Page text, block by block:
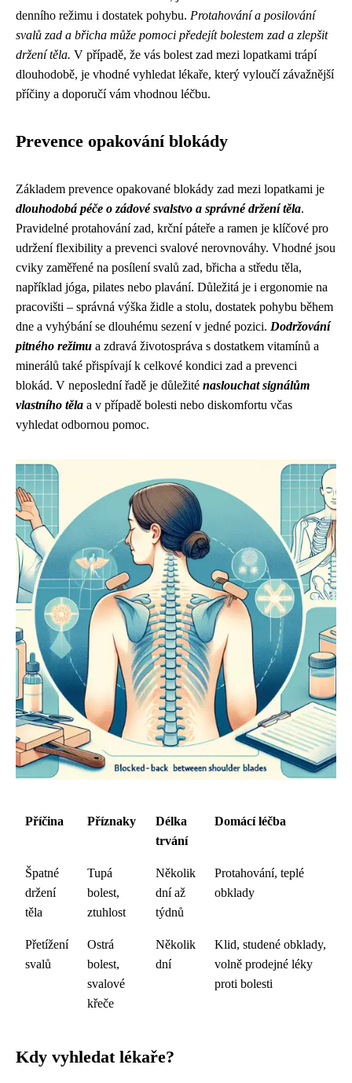
denního režimu i dostatek pohybu. Protahování a posilování
svalů zad a břicha může pomoci předejít bolestem zad a zlepšit
držení těla. V případě, že vás bolest zad mezi lopatkami trápí
dlouhodobě, je vhodné vyhledat lékaře, který vyloučí závažnější
příčiny a doporučí vám vhodnou léčbu.
Prevence opakování blokády
Základem prevence opakované blokády zad mezi lopatkami je
dlouhodobá péče o zádové svalstvo a správné držení těla.
Pravidelné protahování zad, krční páteře a ramen je klíčové pro
udržení flexibility a prevenci svalové nerovnováhy. Vhodné jsou
cviky zaměřené na posílení svalů zad, břicha a středu těla,
například jóga, pilates nebo plavání. Důležitá je i ergonomie na
pracovišti – správná výška židle a stolu, dostatek pohybu během
dne a vyhýbání se dlouhému sezení v jedné pozici. Dodržování
pitného režimu a zdravá životospráva s dostatkem vitamínů a
minerálů také přispívají k celkové kondici zad a prevenci
blokád. V neposlední řadě je důležité naslouchat signálům
vlastního těla a v případě bolesti nebo diskomfortu včas
vyhledat odbornou pomoc.
Příčina Příznaky
Délka
trvání
Domácí léčba
Špatné
držení
těla
Tupá
bolest,
ztuhlost
Několik
dní až
týdnů
Protahování, teplé
obklady
Přetížení
svalů
Ostrá
bolest,
svalové
křeče
Několik
dní
Klid, studené obklady,
volně prodejné léky
proti bolesti
Kdy vyhledat lékaře?